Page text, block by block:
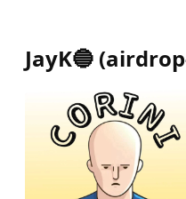
JayK🔵 (